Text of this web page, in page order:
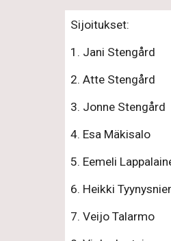
Sijoitukset:
1. Jani Stengård
2. Atte Stengård
3. Jonne Stengård
4. Esa Mäkisalo
5. Eemeli
6. Heikki
7. Veijo Talarmo